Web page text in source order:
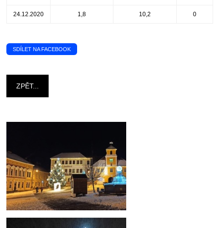
24.12.2020 1,8 10,2 0
SDÍLET NA FACEBOOK
ZPĚT...